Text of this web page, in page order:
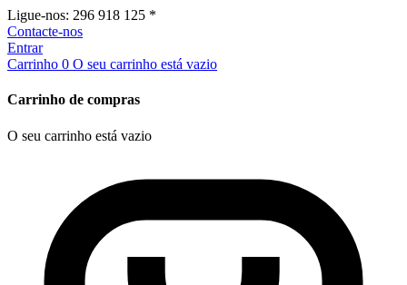
Ligue-nos: 296 918 125 *
Contacte-nos
Entrar
Carrinho 0 O seu carrinho está vazio
Carrinho de compras
O seu carrinho está vazio